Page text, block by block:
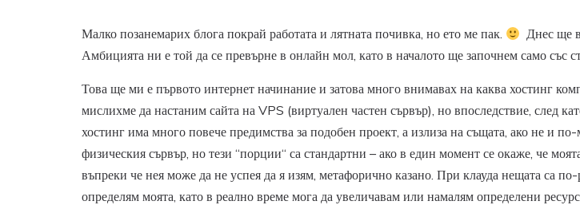
Малко позанемарих блога покрай работата и лятната почивка, но ето ме пак.
Днес ще
Амбицията ни е той да се превърне в онлайн мол, като в началото ще започнем само със
Това ще ми е първото интернет начинание и затова много внимавах на каква хостинг
мислихме да настаним сайта на VPS (виртуален частен сървър), но впоследствие, след
хостинг има много повече предимства за подобен проект, а излиза на същата, ако не и
физическия сървър, но тези “порции“ са стандартни – ако в един момент се окаже, че
въпреки че нея може да не успея да я изям, метафорично казано. При клауда нещата са
определям моята, като в реално време мога да увеличавам или намалям определени